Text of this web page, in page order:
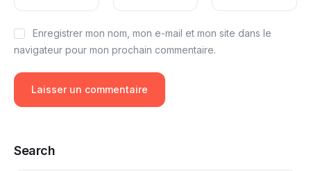
Enregistrer mon nom, mon e-mail et mon site dans le
navigateur pour mon prochain commentaire.
Search